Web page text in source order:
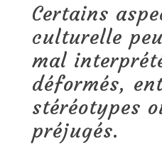
Certains
culturelle
mal
déformés,
stéréotypes
préjugés.